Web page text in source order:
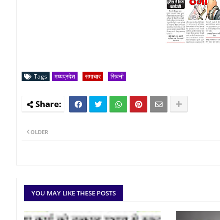
Tags मध्यप्रदेश समाचार सिवनी
OLDER
YOU MAY LIKE THESE POSTS